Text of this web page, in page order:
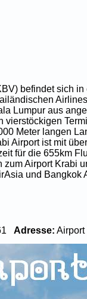
befindet sich
Lumpur aus
vierstöckigen
Meter langen
Airport ist mit
für die 655km
Airport Krabi
und Bangkok
Adresse: